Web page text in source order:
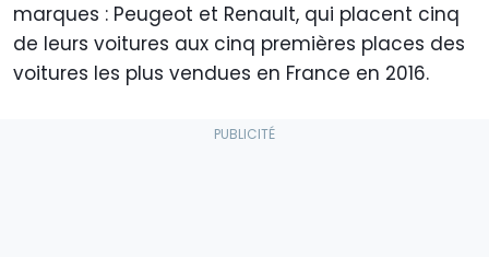
marques : Peugeot et Renault, qui placent cinq
de leurs voitures aux cinq premières places des
voitures les plus vendues en France en 2016.